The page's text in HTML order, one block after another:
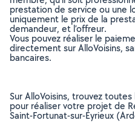
prestation de service ou une
uniquement le prix de la
demandeur, et l’offreur.
Vous pouvez réaliser le
directement sur AlloVoisins,
bancaires.
Sur AlloVoisins, trouvez
pour réaliser votre projet de
Saint-Fortunat-sur-Eyrieux